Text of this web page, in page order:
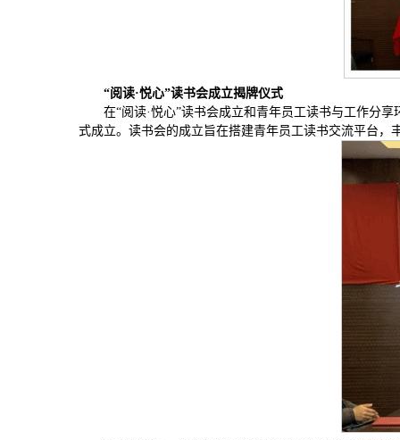
“阅读·悦心”读书会成立揭牌仪式
在“阅读·悦心”读书会成立和青年员工读书与工作分
式成立。读书会的成立旨在搭建青年员工读书交流平台